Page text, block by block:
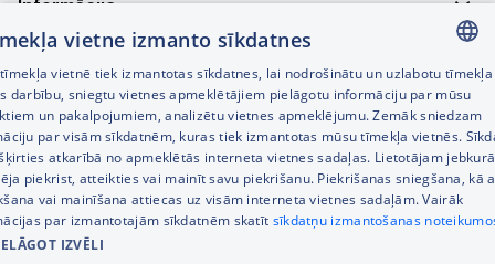
Informācija
Noderīgas saites
© SIA Tet 2026 -
LATVIAN
RUSSIAN
ENGLISH
vietne izmanto sīkdatnes
vietnē tiek izmantotas sīkdatnes, lai nodrošinātu un uzlabotu tīmekļa
darbību, sniegtu vietnes apmeklētājiem pielāgotu informāciju par mūsu
un pakalpojumiem, analizētu vietnes apmeklējumu. Zemāk sniedzam
par visām sīkdatnēm, kuras tiek izmantotas mūsu tīmekļa vietnēs.
atkarībā no apmeklētās interneta vietnes sadaļas. Lietotājam
piekrist, atteikties vai mainīt savu piekrišanu. Piekrišanas sniegšana, kā
vai mainīšana attiecas uz visām interneta vietnes sadaļām. Vairāk
par izmantotajām sīkdatnēm skatīt sīkdatņu izmantošanas
IZVĒLI